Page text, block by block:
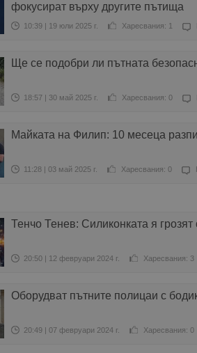
фокусират върху другите пътища
10:39 | 19 юли 2025 г. Харесвания: 1
Ще се подобри ли пътната
18:57 | 30 май 2025 г. Харесвания: 0
Майката на Филип: 10 месеца
11:28 | 03 май 2025 г. Харесвания: 0
Тенчо Тенев: Силиконката я грозят
20:50 | 12 февруари 2024 г. Харесвания: 3
Оборудват пътните полицаи с
20:49 | 07 февруари 2024 г. Харесвания: 0